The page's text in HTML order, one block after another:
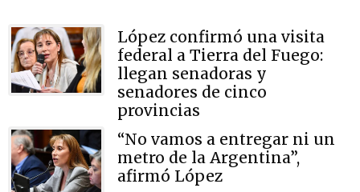
López confirmó una visita
federal a Tierra del Fuego:
llegan senadoras y
senadores de cinco
provincias
“No vamos a entregar ni un
metro de la Argentina”,
afirmó López